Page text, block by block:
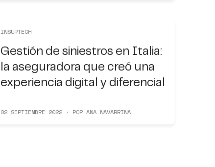
INSURTECH
Gestión de siniestros en Italia:
la aseguradora que creó una
experiencia digital y diferencial
02 SEPTIEMBRE 2022 · POR ANA NAVARRINA